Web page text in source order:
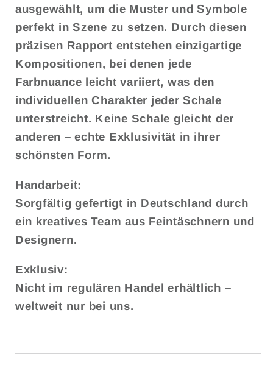
ausgewählt, um die Muster und Symbole
perfekt in Szene zu setzen. Durch diesen
präzisen Rapport entstehen einzigartige
Kompositionen, bei denen jede
Farbnuance leicht variiert, was den
individuellen Charakter jeder Schale
unterstreicht. Keine Schale gleicht der
anderen – echte Exklusivität in ihrer
schönsten Form.
Handarbeit:
Sorgfältig gefertigt in Deutschland durch
ein kreatives Team aus Feintäschnern und
Designern.
Exklusiv:
Nicht im regulären Handel erhältlich –
weltweit nur bei uns.